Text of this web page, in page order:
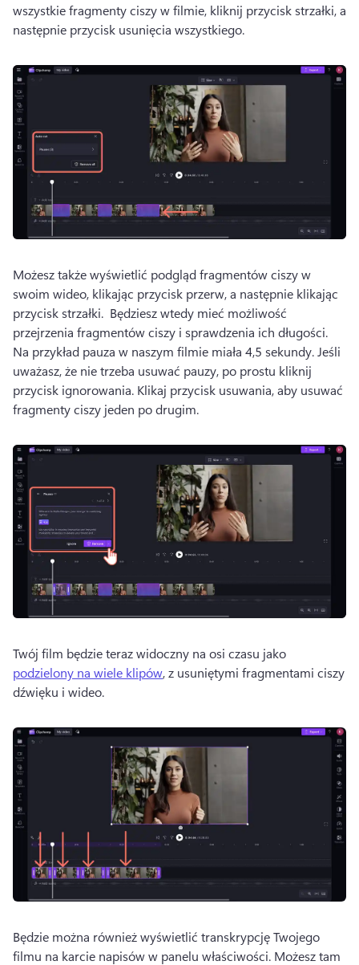
wszystkie fragmenty ciszy w filmie, kliknij przycisk strzałki, a
następnie przycisk usunięcia wszystkiego.
Możesz także wyświetlić podgląd fragmentów ciszy w
swoim wideo, klikając przycisk przerw, a następnie klikając
przycisk strzałki. Będziesz wtedy mieć możliwość
Na przykład pauza w naszym filmie miała 4,5 sekundy. Jeśli
uważasz, że nie trzeba usuwać pauzy, po prostu kliknij
przycisk ignorowania. Klikaj przycisk usuwania, aby usuwać
fragmenty ciszy jeden po drugim.
Twój film będzie teraz widoczny na osi czasu jako
podzielony na wiele klipów, z usuniętymi fragmentami ciszy
dźwięku i wideo.
Będzie można również wyświetlić transkrypcję Twojego
filmu na karcie napisów w panelu właściwości. Możesz tam